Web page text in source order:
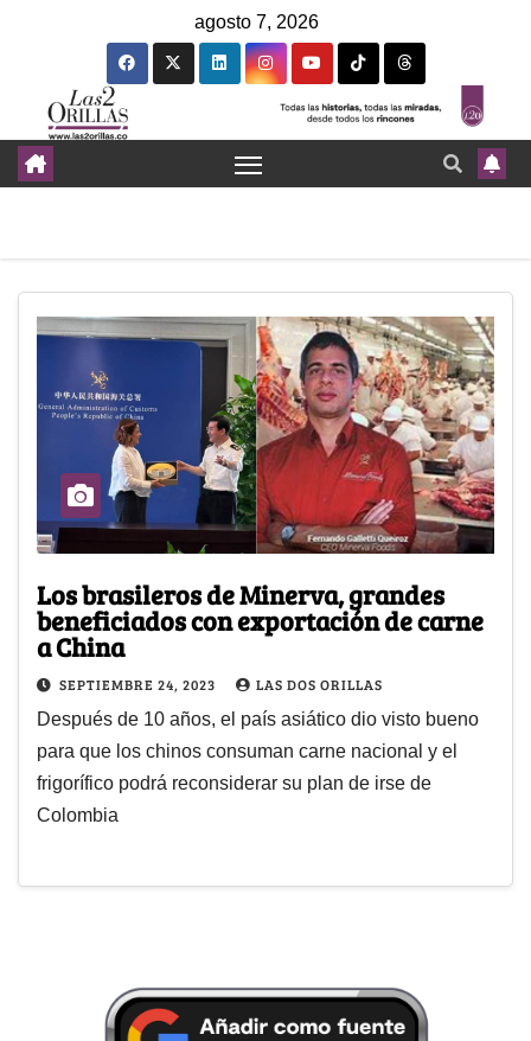
agosto 7, 2026
Los brasileros de Minerva, grandes
beneficiados con exportación de carne
a China
SEPTIEMBRE 24, 2023 LAS DOS ORILLAS
Después de 10 años, el país asiático dio visto bueno
para que los chinos consuman carne nacional y el
frigorífico podrá reconsiderar su plan de irse de
Colombia